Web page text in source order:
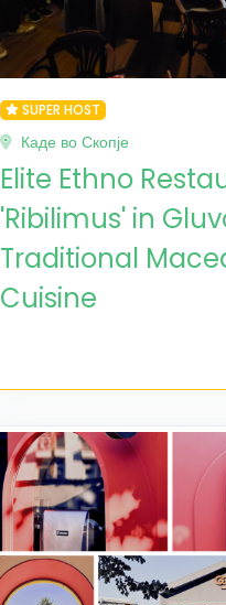
SUPER HOST
Каде во Скопје
Elite Ethno
'Ribilimus' in
Traditional
Cuisine